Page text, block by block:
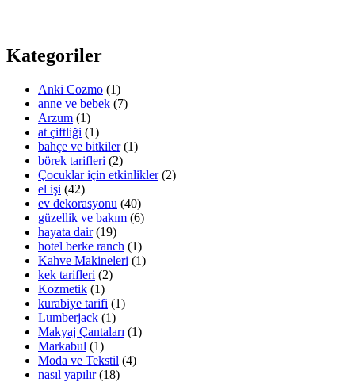
Kategoriler
Anki Cozmo (1)
anne ve bebek (7)
Arzum (1)
at çiftliği (1)
bahçe ve bitkiler(1)
börek tarifleri (2)
Çocuklar için etkinlikler(2)
el işi (42)
ev dekorasyonu (40)
güzellik ve bakım (6)
hayata dair(19)
hotel berke ranch (1)
Kahve Makineleri (1)
kek tarifleri (2)
Kozmetik (1)
kurabiye tarifi (1)
Lumberjack (1)
Makyaj Çantaları (1)
Markabul (1)
Moda ve Tekstil (4)
nasıl yapılır(18)